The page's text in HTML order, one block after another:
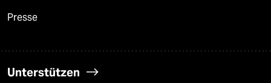
Presse
Unterstützen